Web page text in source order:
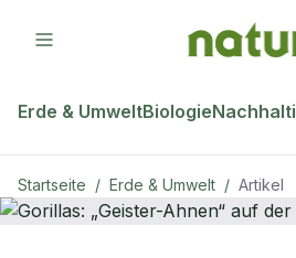
Erde & UmweltBiologie
Startseite / Erde & Umwelt / Artikel